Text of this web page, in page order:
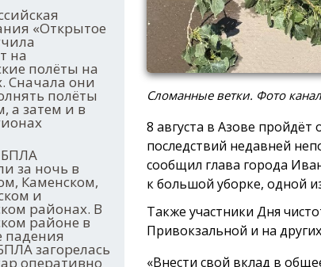
«Открытое
на
полёты на
Сначала они
полёты
а затем и в
БПЛА
за ночь в
Каменском,
и
районах. В
районе в
падения
загорелась
оперативно
Сломанные ветки. Фото
8 августа в Азове
последствий недавней
сообщил глава города
к большой уборке, одной
Также участники Дня
Привокзальной и на
«Внести свой вклад в